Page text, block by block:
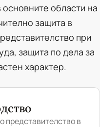
области на
защита в
при
защита по дела за
характер.
представителство в